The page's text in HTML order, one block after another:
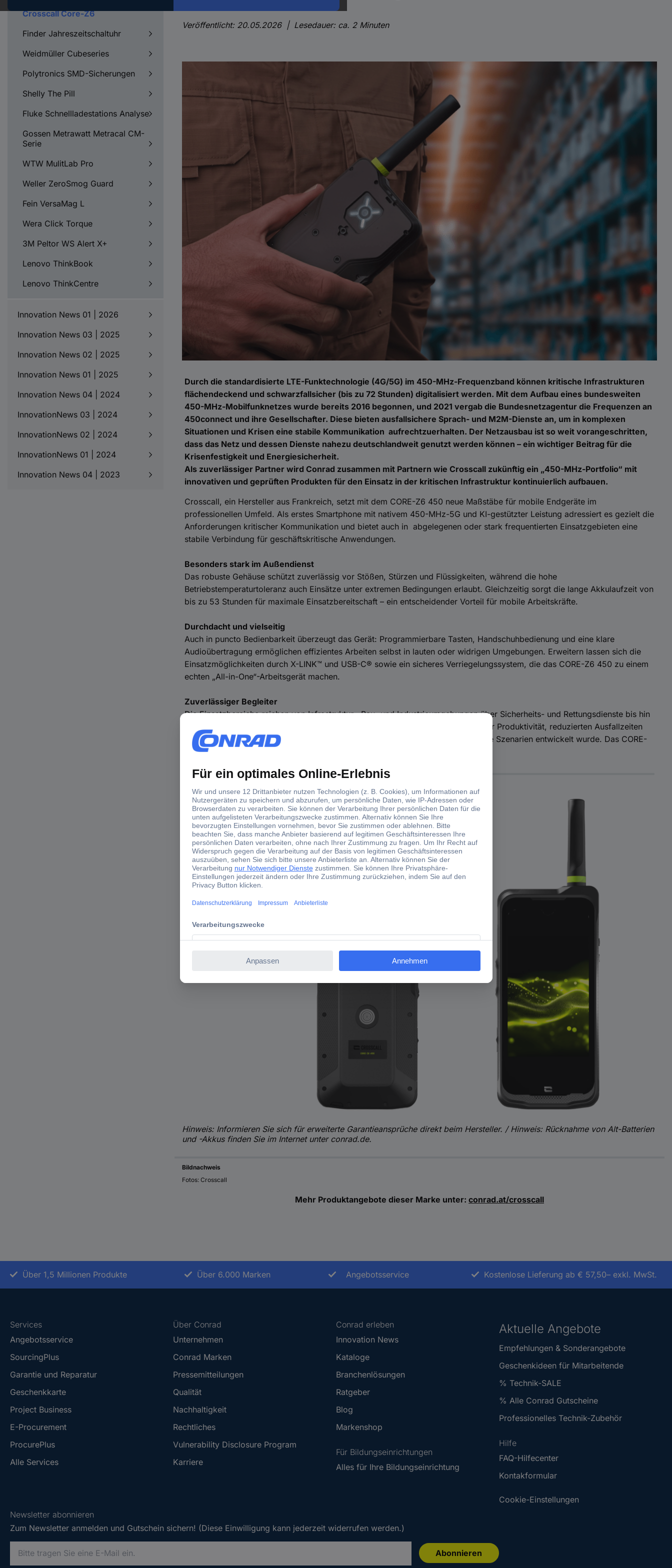
Veröffentlicht: 20.05.2026 | Lesedauer: ca. 2 Minuten
Durch die standardisierte LTE-Funktechnologie (4G/5G) im 450-MHz-Frequenzband können kritische Infrastrukturen
flächendeckend und schwarzfallsicher (bis zu 72 Stunden) digitalisiert werden. Mit dem Aufbau eines bundesweiten
450-MHz-Mobilfunknetzes wurde bereits 2016 begonnen, und 2021 vergab die Bundesnetzagentur die Frequenzen an
450connect und ihre Gesellschafter. Diese bieten ausfallsichere Sprach- und M2M-Dienste an, um in komplexen
Situationen und Krisen eine stabile Kommunikation aufrechtzuerhalten. Der Netzausbau ist so weit vorangeschritten,
dass das Netz und dessen Dienste nahezu deutschlandweit genutzt werden können – ein wichtiger Beitrag für die
Krisenfestigkeit und Energiesicherheit.
Als zuverlässiger Partner wird Conrad zusammen mit Partnern wie Crosscall zukünftig ein „450-MHz-Portfolio“ mit
innovativen und geprüften Produkten für den Einsatz in der kritischen Infrastruktur kontinuierlich aufbauen.
Crosscall, ein Hersteller aus Frankreich, setzt mit dem CORE-Z6 450 neue Maßstäbe für mobile Endgeräte im
professionellen Umfeld. Als erstes Smartphone mit nativem 450-MHz-5G und KI-gestützter Leistung adressiert es gezielt die
Anforderungen kritischer Kommunikation und bietet auch in abgelegenen oder stark frequentierten Einsatzgebieten eine
stabile Verbindung für geschäftskritische Anwendungen.
Besonders stark im Außendienst
Das robuste Gehäuse schützt zuverlässig vor Stößen, Stürzen und Flüssigkeiten, während die hohe
Betriebstemperaturtoleranz auch Einsätze unter extremen Bedingungen erlaubt. Gleichzeitig sorgt die lange Akkulaufzeit von
bis zu 53 Stunden für maximale Einsatzbereitschaft – ein entscheidender Vorteil für mobile Arbeitskräfte.
Durchdacht und vielseitig
Auch in puncto Bedienbarkeit überzeugt das Gerät: Programmierbare Tasten, Handschuhbedienung und eine klare
Audioübertragung ermöglichen effizientes Arbeiten selbst in lauten oder widrigen Umgebungen. Erweitern lassen sich die
Einsatzmöglichkeiten durch X-LINK™ und USB-C® sowie ein sicheres Verriegelungssystem, die das CORE-Z6 450 zu einem
echten „All-in-One“-Arbeitsgerät machen.
Zuverlässiger Begleiter
Die Einsatzbereiche reichen von Infrastruktur , Bau- und Industrieumgebungen über Sicherheits- und Rettungsdienste bis hin
zur Digitalisierung mobiler Arbeitskräfte. Unternehmen profitieren von gesteigerter Produktivität, reduzierten Ausfallzeiten
und einer zuverlässigen Kommunikationslösung, die speziell für geschäftskritische Szenarien entwickelt wurde. Das CORE-
Z6 präsentiert sich als zuverlässiger Begleiter für die vernetzte Arbeitswelt.
Crosscall CORE-Z6 450
Zum Produkt
Hinweis: Informieren Sie sich für erweiterte Garantieansprüche direkt beim Hersteller. / Hinweis: Rücknahme von Alt-Batterien
und -Akkus finden Sie im Internet unter conrad.de.
Bildnachweis
Fotos: Crosscall
Mehr Produktangebote dieser Marke unter:conrad.at/crosscall
Crosscall Core-Z6
Finder Jahreszeitschaltuhr
Weidmüller Cubeseries
Polytronics SMD-Sicherungen
Shelly The Pill
Fluke Schnellladestations Analyse
Gossen Metrawatt Metracal CM-
Serie
WTW MulitLab Pro
Weller ZeroSmog Guard
Fein VersaMag L
Wera Click Torque
3M Peltor WS Alert X+
Lenovo ThinkBook
Lenovo ThinkCentre
Innovation News 01 | 2026
Innovation News 03 | 2025
Innovation News 02 | 2025
Innovation News 01 | 2025
Innovation News 04 | 2024
InnovationNews 03 | 2024
InnovationNews 02 | 2024
InnovationNews 01 | 2024
Innovation News 04 | 2023
Über 1,5 Millionen Produkte Über 6.000 Marken Angebotsservice Kostenlose Lieferung ab € 57,50– exkl. MwSt.
Services
Angebotsservice
SourcingPlus
Garantie und Reparatur
Geschenkkarte
Project Business
E-Procurement
ProcurePlus
Alle Services
Über Conrad
Unternehmen
Conrad Marken
Pressemitteilungen
Qualität
Nachhaltigkeit
Rechtliches
Vulnerability Disclosure Program
Karriere
Conrad erleben
Innovation News
Kataloge
Branchenlösungen
Ratgeber
Blog
Markenshop
Für Bildungseinrichtungen
Alles für Ihre Bildungseinrichtung
Aktuelle Angebote
Empfehlungen & Sonderangebote
Geschenkideen für Mitarbeitende
% Technik-SALE
% Alle Conrad Gutscheine
Professionelles Technik-Zubehör
Hilfe
FAQ-Hilfecenter
Kontakformular
Cookie-Einstellungen
Newsletter abonnieren
Zum Newsletter anmelden und Gutschein sichern! (Diese Einwilligung kann jederzeit widerrufen werden.)
Abonnieren